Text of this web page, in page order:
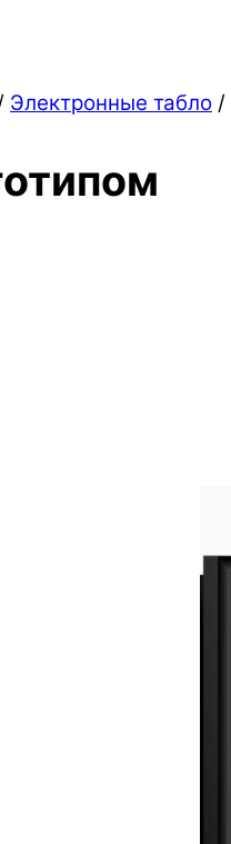
Электронные табло /